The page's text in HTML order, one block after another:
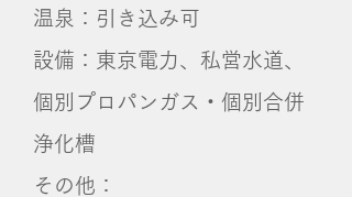
温泉：引き込み可
設備：東京電力、私営水道、
個別プロパンガス・個別合併
浄化槽
その他：